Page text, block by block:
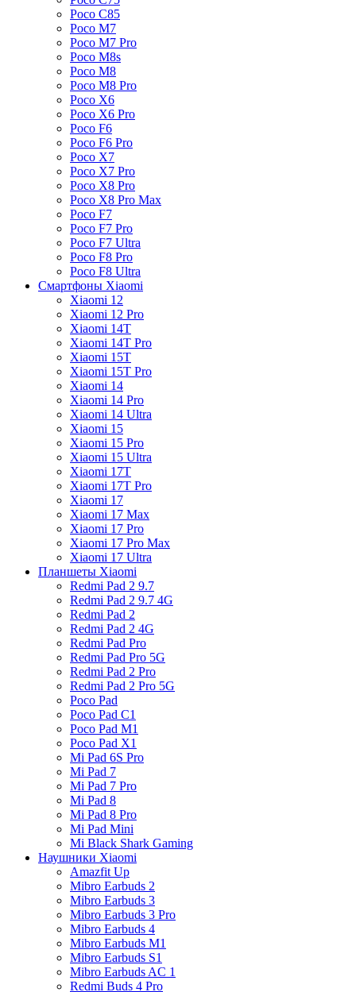
Poco C85
Poco M7
Poco M7 Pro
Poco M8s
Poco M8
Poco M8 Pro
Poco X6
Poco X6 Pro
Poco F6
Poco F6 Pro
Poco X7
Poco X7 Pro
Poco X8 Pro
Poco X8 Pro Max
Poco F7
Poco F7 Pro
Poco F7 Ultra
Poco F8 Pro
Poco F8 Ultra
Смартфоны Xiaomi
Xiaomi 12
Xiaomi 12 Pro
Xiaomi 14T
Xiaomi 14T Pro
Xiaomi 15T
Xiaomi 15T Pro
Xiaomi 14
Xiaomi 14 Pro
Xiaomi 14 Ultra
Xiaomi 15
Xiaomi 15 Pro
Xiaomi 15 Ultra
Xiaomi 17T
Xiaomi 17T Pro
Xiaomi 17
Xiaomi 17 Max
Xiaomi 17 Pro
Xiaomi 17 Pro Max
Xiaomi 17 Ultra
Планшеты Xiaomi
Redmi Pad 2 9.7
Redmi Pad 2 9.7 4G
Redmi Pad 2
Redmi Pad 2 4G
Redmi Pad Pro
Redmi Pad Pro 5G
Redmi Pad 2 Pro
Redmi Pad 2 Pro 5G
Poco Pad
Poco Pad C1
Poco Pad M1
Poco Pad X1
Mi Pad 6S Pro
Mi Pad 7
Mi Pad 7 Pro
Mi Pad 8
Mi Pad 8 Pro
Mi Pad Mini
Mi Black Shark Gaming
Наушники Xiaomi
Amazfit Up
Mibro Earbuds 2
Mibro Earbuds 3
Mibro Earbuds 3 Pro
Mibro Earbuds 4
Mibro Earbuds M1
Mibro Earbuds S1
Mibro Earbuds AC 1
Redmi Buds 4 Pro